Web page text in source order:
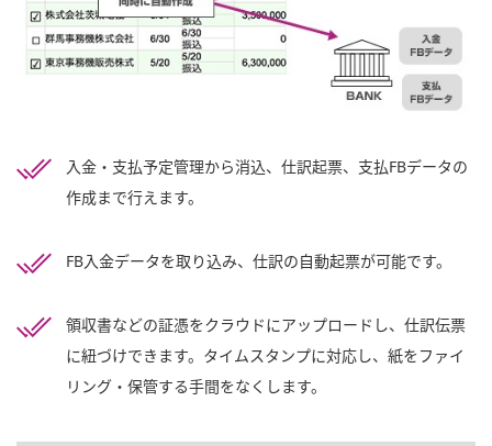
入金・支払予定管理から消込、仕訳起票、支払FBデータの
作成まで行えます。
FB入金データを取り込み、仕訳の自動起票が可能です。
領収書などの証憑をクラウドにアップロードし、仕訳伝票
に紐づけできます。タイムスタンプに対応し、紙をファイ
リング・保管する手間をなくします。